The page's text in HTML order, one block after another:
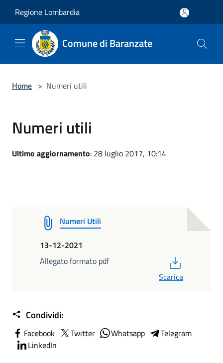
Regione Lombardia
Comune di Baranzate
Home > Numeri utili
Numeri utili
Ultimo aggiornamento: 28 luglio 2017, 10:14
Numeri Utili
13-12-2021
Allegato formato pdf
Scarica
Condividi:
Facebook Twitter Whatsapp
Telegram
LinkedIn